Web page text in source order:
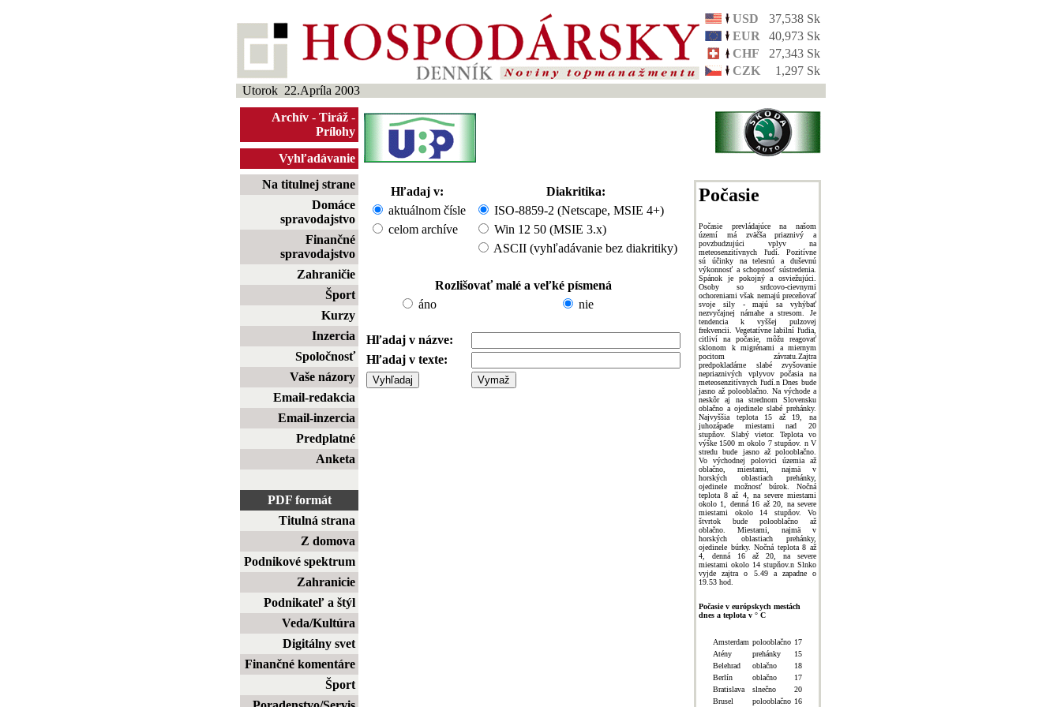
USD
37,538 Sk
EUR
40,973 Sk
CHF
27,343 Sk
CZK
1,297 Sk
Utorok 22.Apríla 2003
Archív - Tiráž -
Prílohy
Vyhľadávanie
Na titulnej strane
Domáce
spravodajstvo
Finančné
spravodajstvo
Zahraničie
Šport
Kurzy
Inzercia
Spoločnosť
Vaše názory
Email-redakcia
Email-inzercia
Predplatné
Anketa
PDF formát
Titulná strana
Z domova
Podnikové spektrum
Zahranicie
Podnikateľ a štýl
Veda/Kultúra
Digitálny svet
Finančné komentáre
Šport
Hľadaj v:
aktuálnom čísle
celom archíve
Diakritika:
ISO-8859-2 (Netscape, MSIE 4+)
Win 12 50 (MSIE 3.x)
ASCII (vyhľadávanie bez diakritiky)
Rozlišovať malé a veľké písmená
áno
nie
Hľadaj v názve:
Hľadaj v texte:
Počasie
Počasie prevládajúce na našom
území má zväčša priaznivý a
povzbudzujúci vplyv na
meteosenzitívnych ľudí. Pozitívne
sú účinky na telesnú a duševnú
výkonnosť a schopnosť sústredenia.
Spánok je pokojný a osviežujúci.
Osoby so srdcovo-cievnymi
ochoreniami však nemajú preceňovať
svoje sily - majú sa vyhýbať
nezvyčajnej námahe a stresom. Je
tendencia k vyššej pulzovej
frekvencii. Vegetatívne labilní ľudia,
citliví na počasie, môžu reagovať
sklonom k migrénami a miernym
pocitom závratu.Zajtra
predpokladáme slabé zvyšovanie
nepriaznivých vplyvov počasia na
meteosenzitívnych ľudí.n Dnes bude
jasno až polooblačno. Na východe a
neskôr aj na strednom Slovensku
oblačno a ojedinele slabé prehánky.
Najvyššia teplota 15 až 19, na
juhozápade miestami nad 20
stupňov. Slabý vietor. Teplota vo
výške 1500 m okolo 7 stupňov. n V
stredu bude jasno až polooblačno.
Vo východnej polovici územia až
oblačno, miestami, najmä v
horských oblastiach prehánky,
ojedinele možnosť búrok. Nočná
teplota 8 až 4, na severe miestami
okolo 1, denná 16 až 20, na severe
miestami okolo 14 stupňov. Vo
štvrtok bude polooblačno až
oblačno. Miestami, najmä v
horských oblastiach prehánky,
ojedinele búrky. Nočná teplota 8 až
4, denná 16 až 20, na severe
miestami okolo 14 stupňov.n Slnko
vyjde zajtra o 5.49 a zapadne o
19.53 hod.
Počasie v európskych mestách
dnes a teplota v ° C
Amsterdam polooblačno 17
Atény
prehánky
15
Belehrad
oblačno
18
Berlín
oblačno
17
Bratislava
slnečno
20
Brusel
polooblačno 16